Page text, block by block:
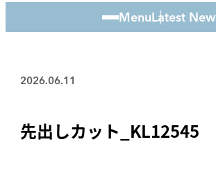
MenuLatest
2026.06.11
先出しカット_KL12545